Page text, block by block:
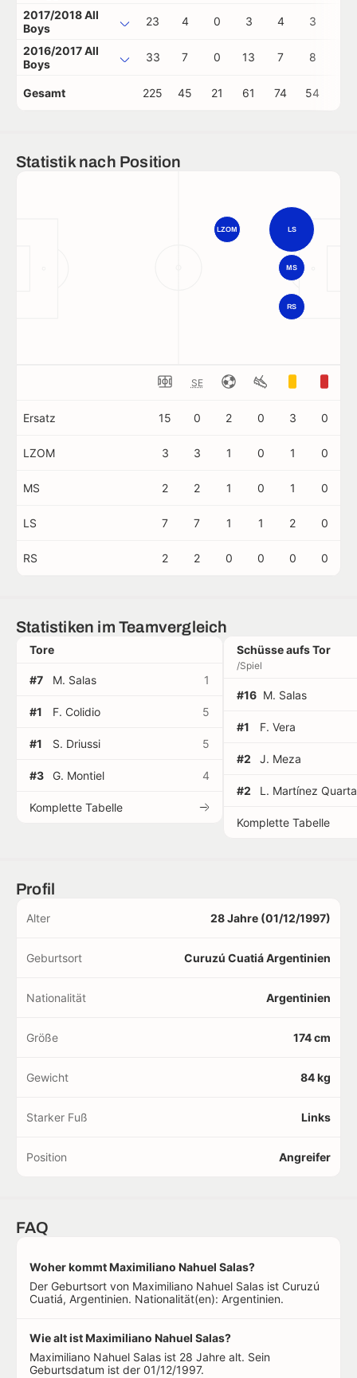
2017/2018 All
Boys
23 4 0 3 4 3
2016/2017 All
Boys
33 7 0 13 7 8
Gesamt 225 45 21 61 74 54
Statistik nach Position
LS
LZOM
MS
RS
SE
Ersatz 15 0 2 0 3 0
LZOM 3 3 1 0 1 0
MS 2 2 1 0 1 0
LS 7 7 1 1 2 0
RS 2 2 0 0 0 0
Statistiken im Teamvergleich
Tore
#7 M. Salas 1
#1 F. Colidio 5
#1 S. Driussi 5
#3 G. Montiel 4
Komplette Tabelle
Schüsse aufs Tor
/Spiel
#16 M. Salas
#1 F. Vera
#2 J. Meza
#2 L. Martínez Quarta
Komplette Tabelle
Profil
Alter 28 Jahre (01/12/1997)
Geburtsort Curuzú Cuatiá Argentinien
Nationalität Argentinien
Größe 174 cm
Gewicht 84 kg
Starker Fuß Links
Position Angreifer
FAQ
Woher kommt Maximiliano Nahuel Salas?
Der Geburtsort von Maximiliano Nahuel Salas ist Curuzú
Cuatiá, Argentinien. Nationalität(en): Argentinien.
Wie alt ist Maximiliano Nahuel Salas?
Maximiliano Nahuel Salas ist 28 Jahre alt. Sein
Geburtsdatum ist der 01/12/1997.